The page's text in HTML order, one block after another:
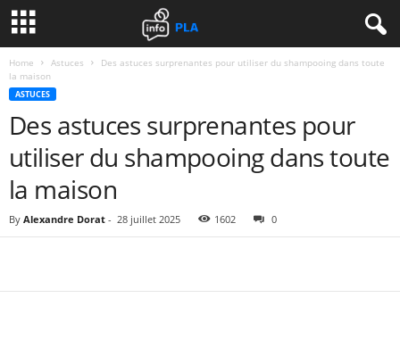
Home Astuces
Des astuces surprenantes pour utiliser du shampooing dans toute
la maison
ASTUCES
Des astuces surprenantes pour
utiliser du shampooing dans toute
la maison
By Alexandre Dorat - 28 juillet 2025 1602 0